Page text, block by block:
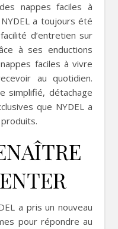
nappes faciles à
a toujours été
d’entretien sur
à ses enductions
faciles à vivre
au quotidien.
simplifié, détachage
que NYDEL a
a pris un nouveau
pour répondre au